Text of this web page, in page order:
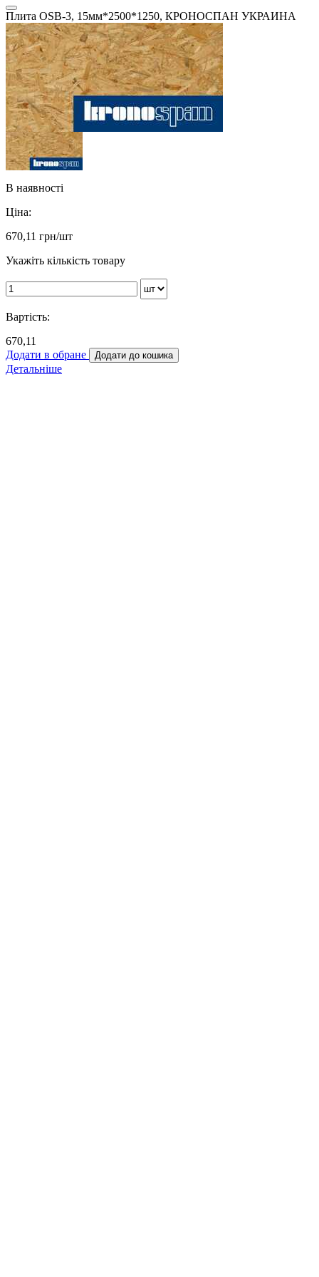
Плита OSB-3, 15мм*2500*1250, КРОНОСПАН УКРАИНА
В наявності
Ціна:
670,11 грн/шт
Укажіть кількість товару
Вартість:
670,11
Додати в обране
Додати до кошика
Детальніше